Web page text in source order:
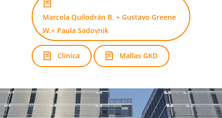
Marcela Quilodrán B. + Gustavo Greene
W.+ Paula Sadovnik
Clínica Mallas GKD